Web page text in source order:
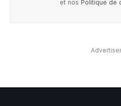
et nos Politique de